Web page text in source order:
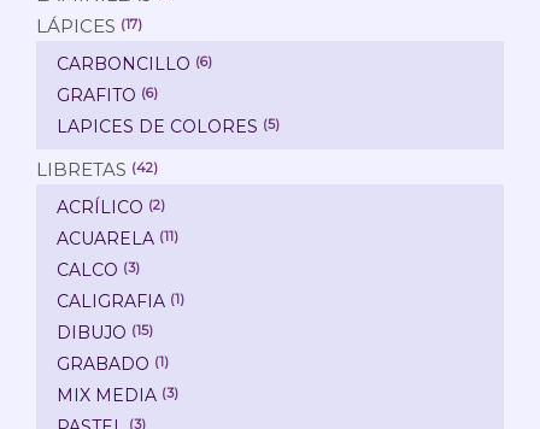
LÁPICES (17)
CARBONCILLO (6)
GRAFITO (6)
LAPICES DE COLORES (5)
LIBRETAS (42)
ACRÍLICO (2)
ACUARELA (11)
CALCO (3)
CALIGRAFIA (1)
DIBUJO (15)
GRABADO (1)
MIX MEDIA (3)
(3)